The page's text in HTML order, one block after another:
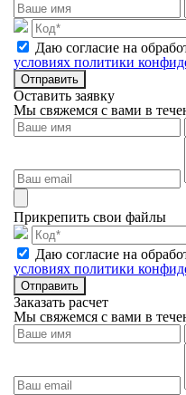
Даю согласие на
условиях политики
Отправить
Оставить заявку
Мы свяжемся с вами в
Прикрепить свои файлы
Даю согласие на
условиях политики
Отправить
Заказать расчет
Мы свяжемся с вами в